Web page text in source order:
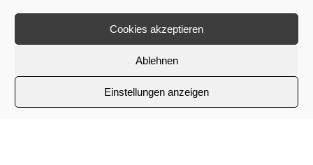
Cookies akzeptieren
Ablehnen
Einstellungen anzeigen
Adresse